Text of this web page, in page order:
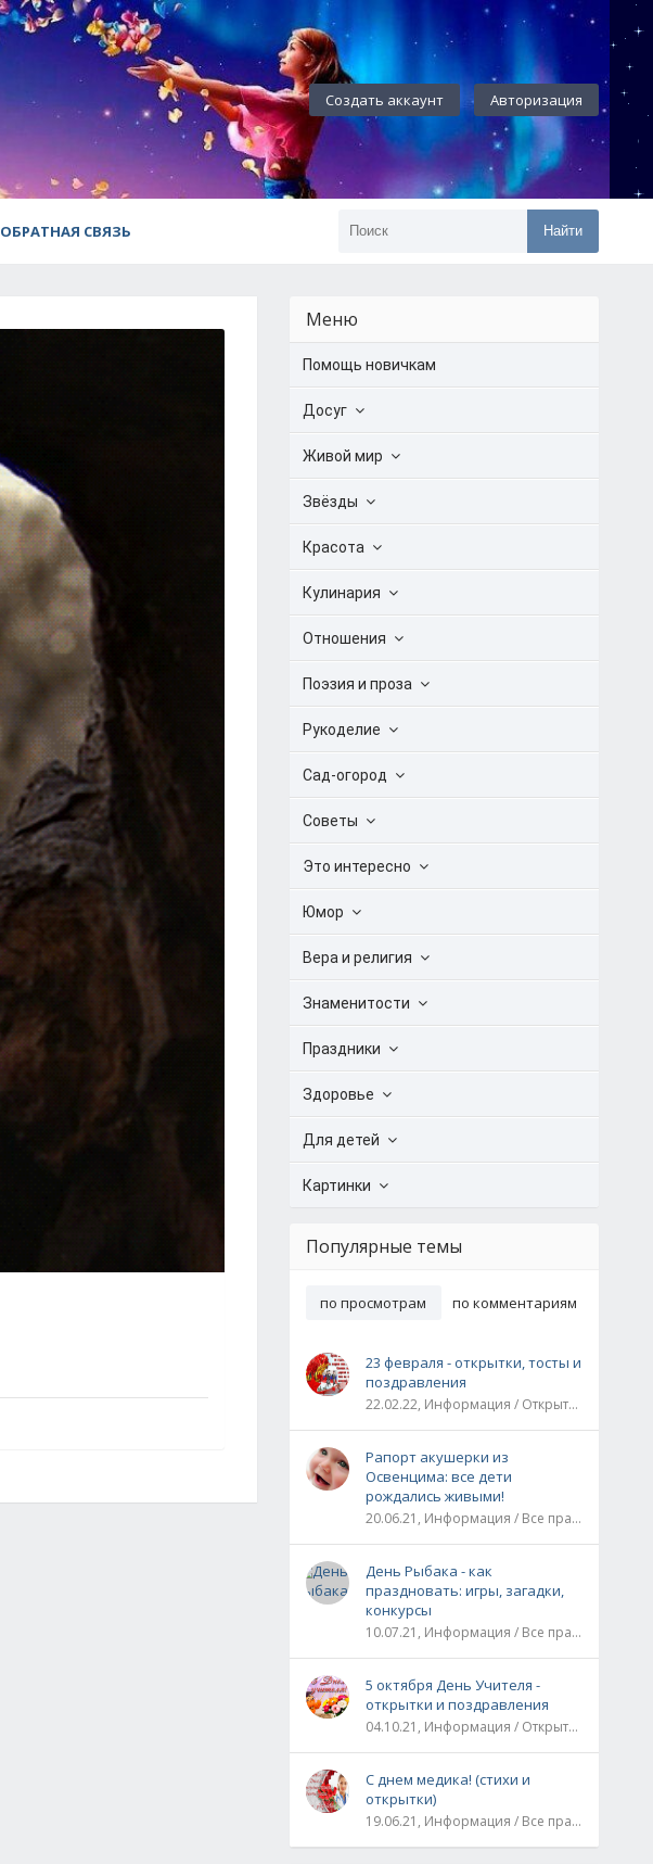
Создать аккаунт Авторизация
ОБРАТНАЯ СВЯЗЬ Найти
Меню
Помощь новичкам
Досуг
Живой мир
Звёзды
Красота
Кулинария
Отношения
Поэзия и проза
Рукоделие
Сад-огород
Советы
Это интересно
Юмор
Вера и религия
Знаменитости
Праздники
Здоровье
Для детей
Картинки
Популярные темы
по просмотрам по комментариям
23 февраля - открытки, тосты и
поздравления
22.02.22, Информация / Открытки / Все праздники
Рапорт акушерки из
Освенцима: все дети
рождались живыми!
20.06.21, Информация / Все праздники / Рассказы и истории
День Рыбака - как
праздновать: игры, загадки,
конкурсы
10.07.21, Информация / Все праздники
5 октября День Учителя -
открытки и поздравления
04.10.21, Информация / Открытки / Все праздники
С днем медика! (стихи и
открытки)
19.06.21, Информация / Все праздники